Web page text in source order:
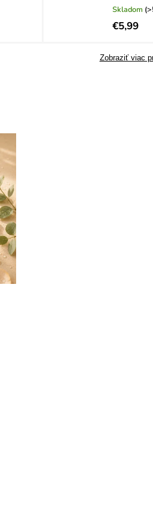
Skladom
€5,99
Zobraziť viac